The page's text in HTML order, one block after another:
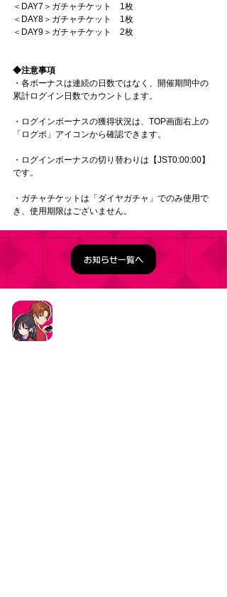
＜DAY7＞ガチャチケット　1枚
＜DAY8＞ガチャチケット　1枚
＜DAY9＞ガチャチケット　2枚
◆注意事項
・各ボーナスは連続の日数ではなく、開催期間中の
累計ログイン日数でカウントします。
・ログインボーナスの獲得状況は、TOP画面右上の
「ログボ」アイコンから確認できます。
・ログインボーナスの切り替わりは【JST0:00:00】
です。
・ガチャチケットは「ダイヤガチャ」でのみ使用で
き、使用期限はございません。
お知らせ一覧へ